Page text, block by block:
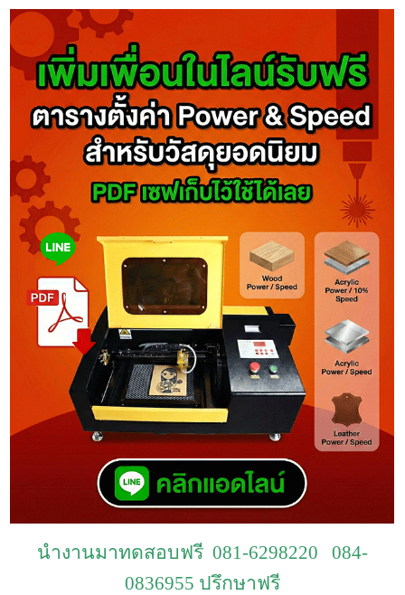
นำงานมาทดสอบฟรี 081-6298220 084-
0836955 ปรึกษาฟรี